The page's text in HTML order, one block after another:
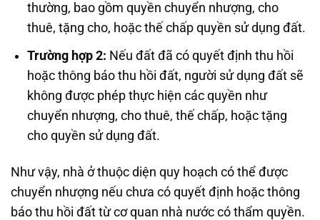
thường, bao gồm quyền chuyển nhượng, cho
thuê, tặng cho, hoặc thế chấp quyền sử dụng đất.
Trường hợp 2: Nếu đất đã có quyết định thu hồi
hoặc thông báo thu hồi đất, người sử dụng đất sẽ
không được phép thực hiện các quyền như
chuyển nhượng, cho thuê, thế chấp, hoặc tặng
cho quyền sử dụng đất.
Như vậy, nhà ở thuộc diện quy hoạch có thể được
chuyển nhượng nếu chưa có quyết định hoặc thông
báo thu hồi đất từ cơ quan nhà nước có thẩm quyền.